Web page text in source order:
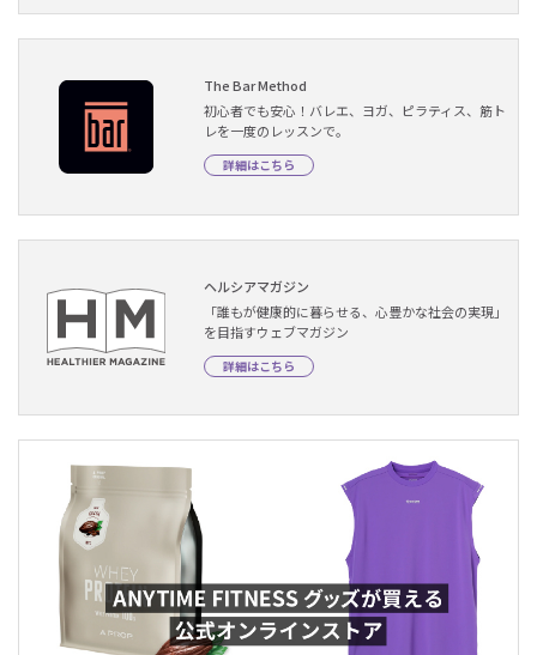
The Bar Method
初心者でも安心！バレエ、ヨガ、ピラティス、筋ト
レを一度のレッスンで。
詳細はこちら
ヘルシアマガジン
「誰もが健康的に暮らせる、心豊かな社会の実現」
を目指すウェブマガジン
詳細はこちら